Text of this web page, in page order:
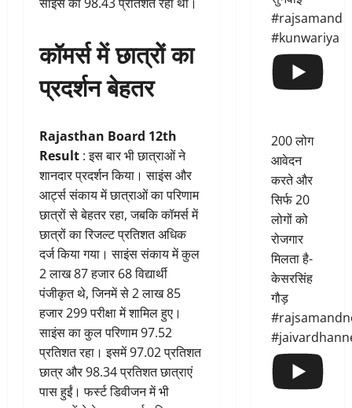
कॉमर्स में छात्रों का
प्रदर्शन बेहतर
Rajasthan Board 12th
Result : इस बार भी छात्राओं ने
शानदार प्रदर्शन किया। साइंस और
आर्ट्स संकाय में छात्राओं का परिणाम
छात्रों से बेहतर रहा, जबकि कॉमर्स में
छात्रों का रिजल्ट प्रतिशत अधिक
दर्ज किया गया। साइंस संकाय में कुल
2 लाख 87 हजार 68 विद्यार्थी
पंजीकृत थे, जिनमें से 2 लाख 85
हजार 299 परीक्षा में शामिल हुए।
साइंस का कुल परिणाम 97.52
प्रतिशत रहा। इसमें 97.02 प्रतिशत
छात्र और 98.34 प्रतिशत छात्राएं
पास हुईं। फर्स्ट डिवीजन में भी
#rajsamand
#kunwariya
200 लोग
आवेदन
करते और
सिर्फ 20
लोगों को
रोजगार
मिलता है-
केसरसिंह
गौड़